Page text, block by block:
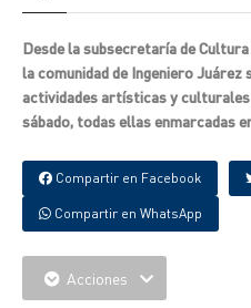
Desde la subsecretaría de
la comunidad de Ingeniero Juárez
actividades artísticas y
sábado, todas ellas enmarcadas
Compartir en Facebook
Compartir en WhatsApp
Acciones